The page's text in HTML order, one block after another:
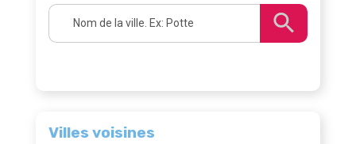
Villes voisines